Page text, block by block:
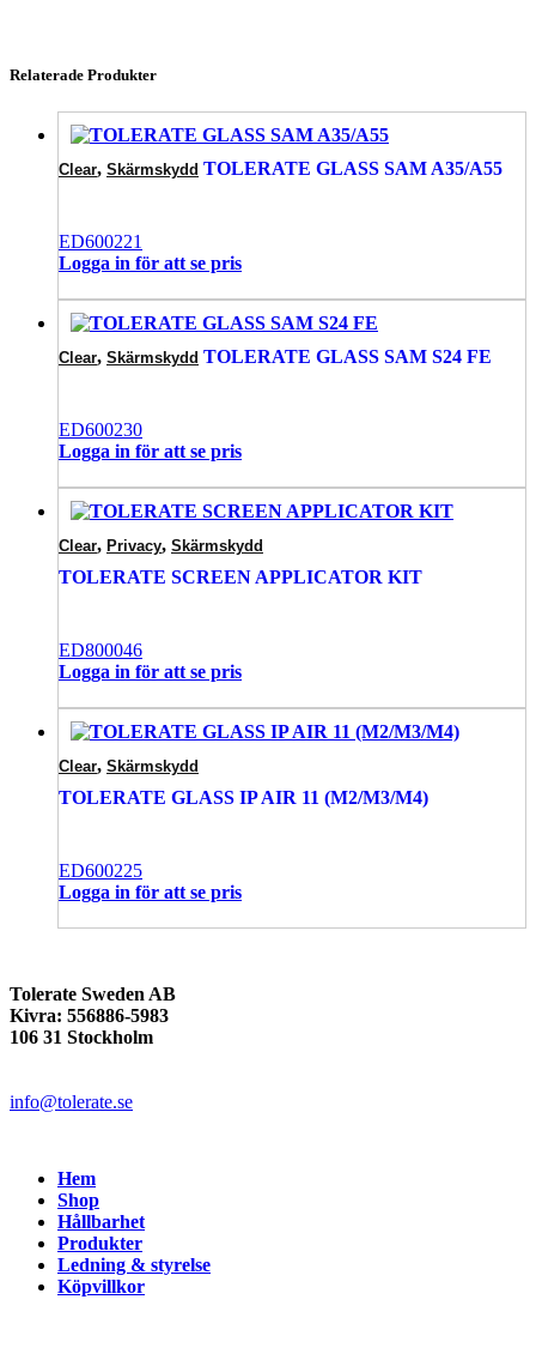
Relaterade Produkter
Clear, Skärmskydd TOLERATE GLASS SAM A35/A55
ED600221
Logga in för att se pris
Clear, Skärmskydd TOLERATE GLASS SAM S24 FE
ED600230
Logga in för att se pris
Clear, Privacy, Skärmskydd
TOLERATE SCREEN APPLICATOR KIT
ED800046
Logga in för att se pris
Clear, Skärmskydd
TOLERATE GLASS IP AIR 11 (M2/M3/M4)
ED600225
Logga in för att se pris
Tolerate Sweden AB
Kivra: 556886-5983
106 31 Stockholm
info@tolerate.se
Hem
Shop
Hållbarhet
Produkter
Ledning & styrelse
Köpvillkor